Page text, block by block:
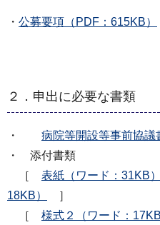
・ 公募要項（PDF：615KB）
２．申出に必要な書類
・ 病院等開設等事前協議
・ 添付書類
［ 表紙（ワード：31KB）
18KB）
］
［ 様式２（ワード：17KB